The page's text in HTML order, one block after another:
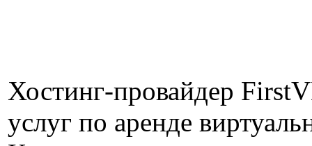
Хостинг-провайдер
услуг по аренде